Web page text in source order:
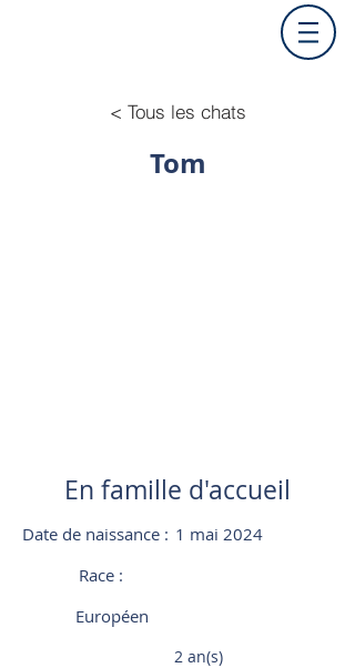
< Tous les chats
Tom
En famille d'accueil
Date de naissance :1 mai 2024
Race :
Européen
2 an(s)